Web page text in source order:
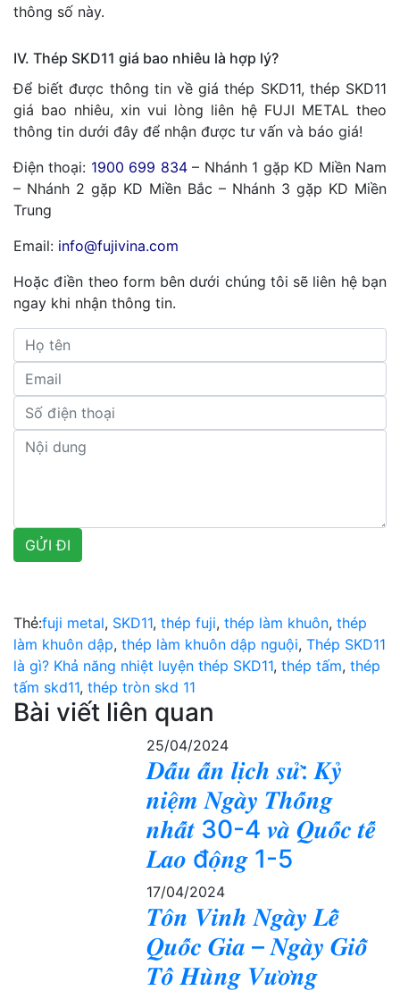
thông số này.
IV. Thép SKD11 giá bao nhiêu là hợp lý?
Để biết được thông tin về giá thép SKD11, thép SKD11
giá bao nhiêu, xin vui lòng liên hệ FUJI METAL theo
thông tin dưới đây để nhận được tư vấn và báo giá!
Điện thoại: 1900 699 834– Nhánh 1 gặp KD Miền Nam
– Nhánh 2 gặp KD Miền Bắc – Nhánh 3 gặp KD Miền
Trung
Email: info@fujivina.com
Hoặc điền theo form bên dưới chúng tôi sẽ liên hệ bạn
ngay khi nhận thông tin.
Thẻ:fuji metal, SKD11, thép fuji, thép làm khuôn, thép
làm khuôn dập, thép làm khuôn dập nguội, Thép SKD11
là gì? Khả năng nhiệt luyện thép SKD11, thép tấm, thép
tấm skd11, thép tròn skd 11
Bài viết liên quan
25/04/2024
𝑫𝒂̂́𝒖 𝒂̂́𝒏 𝒍𝒊̣𝒄𝒉 𝒔𝒖̛̉: 𝑲𝒚̉
𝒏𝒊𝒆̣̂𝒎 𝑵𝒈𝒂̀𝒚 𝑻𝒉𝒐̂́𝒏𝒈
𝒏𝒉𝒂̂́𝒕 30-4 𝒗𝒂̀ 𝑸𝒖𝒐̂́𝒄 𝒕𝒆̂́
𝑳𝒂𝒐 đ𝒐̣̂𝒏𝒈 1-5
17/04/2024
𝑻𝒐̂𝒏 𝑽𝒊𝒏𝒉 𝑵𝒈𝒂̀𝒚 𝑳𝒆̂̃
𝑸𝒖𝒐̂́𝒄 𝑮𝒊𝒂 – 𝑵𝒈𝒂̀𝒚 𝑮𝒊𝒐̂̃
𝑻𝒐̂̉ 𝑯𝒖̀𝒏𝒈 𝑽𝒖̛𝒐̛𝒏𝒈